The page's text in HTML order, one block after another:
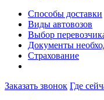
Способы доставки
Виды автовозов
Выбор
Документы
Страхование
Заказать звонок Где